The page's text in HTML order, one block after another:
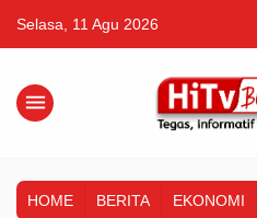
Selasa, 11 Agu 2026
menu
HOME BERITA EKONOMI